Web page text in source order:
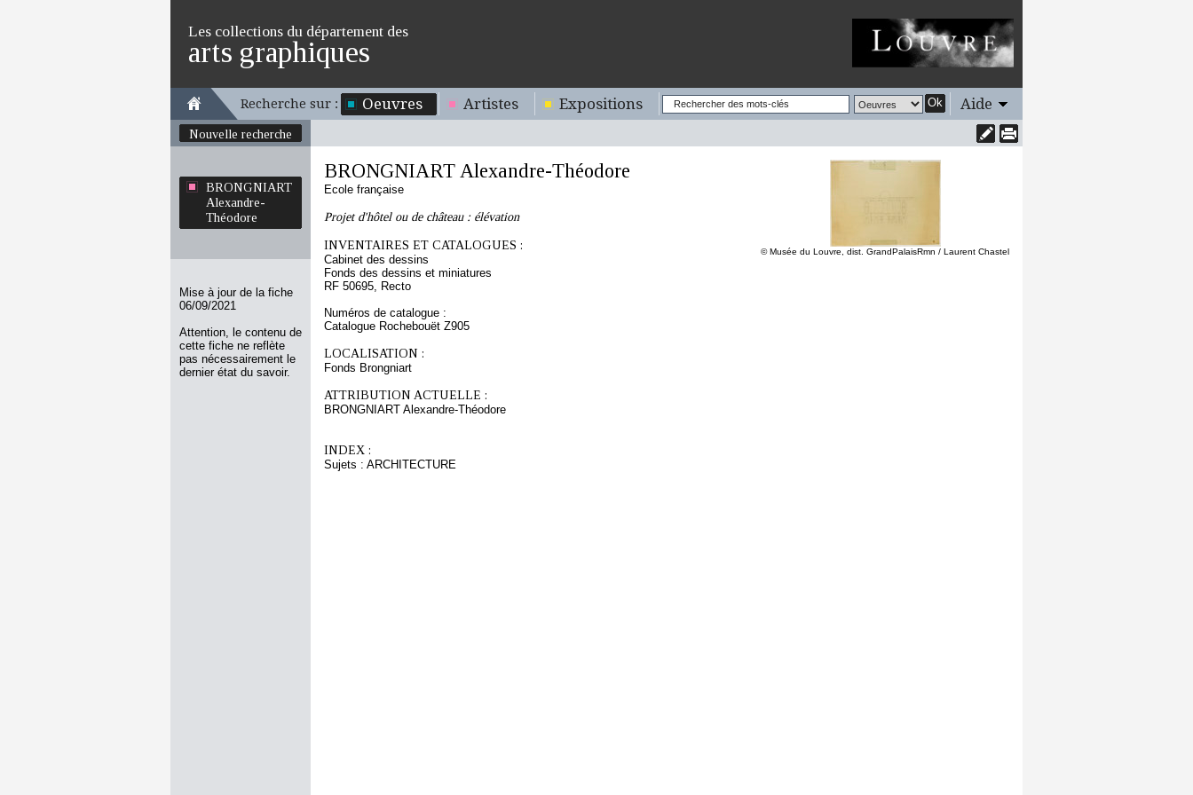
Les collections du département des
arts graphiques
Recherche sur : Oeuvres Artistes Expositions Ok Aide
Nouvelle recherche
BRONGNIART
Alexandre-
Théodore
Mise à jour de la fiche
06/09/2021
Attention, le contenu de
cette fiche ne reflète
pas nécessairement le
dernier état du savoir.
© Musée du Louvre, dist. GrandPalaisRmn / Laurent Chastel
BRONGNIART Alexandre-Théodore
Ecole française
Projet d'hôtel ou de château : élévation
INVENTAIRES ET CATALOGUES :
Cabinet des dessins
Fonds des dessins et miniatures
RF 50695, Recto
Numéros de catalogue :
Catalogue Rochebouët Z905
LOCALISATION :
Fonds Brongniart
ATTRIBUTION ACTUELLE :
BRONGNIART Alexandre-Théodore
INDEX :
Sujets : ARCHITECTURE